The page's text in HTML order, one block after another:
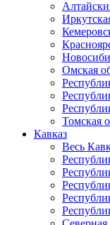
Омская
Томская
Кавказ
Весь